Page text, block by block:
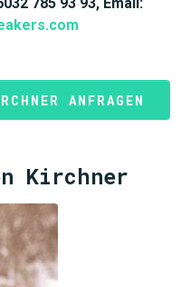
ANFRAGEN
Kirchner
JETZT SUCHEN